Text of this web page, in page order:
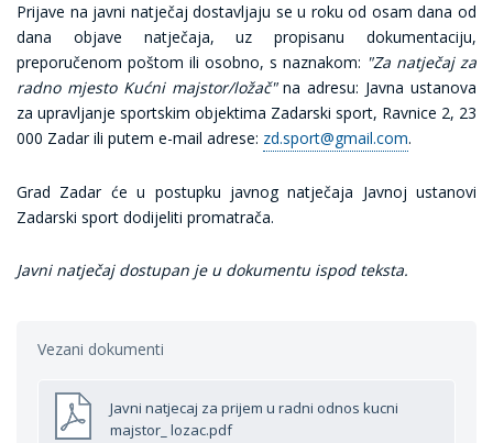
Prijave na javni natječaj dostavljaju se u roku od osam dana od
dana objave natječaja, uz propisanu dokumentaciju,
preporučenom poštom ili osobno, s naznakom: "Za natječaj za
radno mjesto Kućni majstor/ložač"na adresu: Javna ustanova
za upravljanje sportskim objektima Zadarski sport, Ravnice 2, 23
000 Zadar ili putem e-mail adrese: zd.sport@gmail.com.
Grad Zadar će u postupku javnog natječaja Javnoj ustanovi
Zadarski sport dodijeliti promatrača.
Javni natječaj dostupan je u dokumentu ispod teksta.
Vezani dokumenti
Javni natjecaj za prijem u radni odnos kucni
majstor_ lozac.pdf